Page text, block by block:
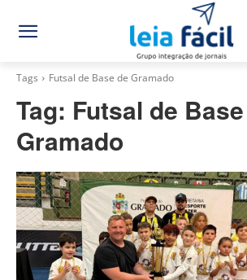
Tags Futsal de Base de Gramado
Tag: Futsal de
Gramado